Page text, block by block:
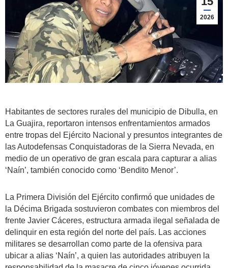
2026
Habitantes de sectores rurales del municipio de Dibulla, en
La Guajira, reportaron intensos enfrentamientos armados
entre tropas del Ejército Nacional y presuntos integrantes de
las Autodefensas Conquistadoras de la Sierra Nevada, en
medio de un operativo de gran escala para capturar a alias
‘Naín’, también conocido como ‘Bendito Menor’.
La Primera División del Ejército confirmó que unidades de
la Décima Brigada sostuvieron combates con miembros del
frente Javier Cáceres, estructura armada ilegal señalada de
delinquir en esta región del norte del país. Las acciones
militares se desarrollan como parte de la ofensiva para
ubicar a alias ‘Naín’, a quien las autoridades atribuyen la